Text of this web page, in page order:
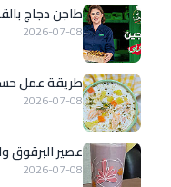
طاجن دجاج
2026-07-08
طريقة عمل
2026-07-08
عصير البرقوق
2026-07-08